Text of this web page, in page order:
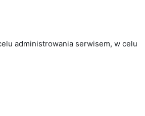
administrowania serwisem, w celu